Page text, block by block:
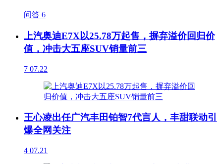
问答 6
上汽奥迪E7X以25.78万起售，摒弃溢价回归价
值，冲击大五座SUV销量前三
7 07.22
王心凌出任广汽丰田铂智7代言人，丰甜联动引
爆全网关注
4 07.21